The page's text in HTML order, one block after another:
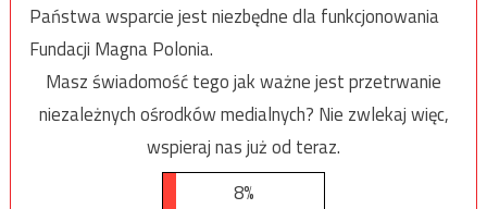
Państwa wsparcie jest niezbędne dla funkcjonowania
Fundacji Magna Polonia.
Masz świadomość tego jak ważne jest przetrwanie
niezależnych ośrodków medialnych? Nie zwlekaj więc,
wspieraj nas już od teraz.
8%